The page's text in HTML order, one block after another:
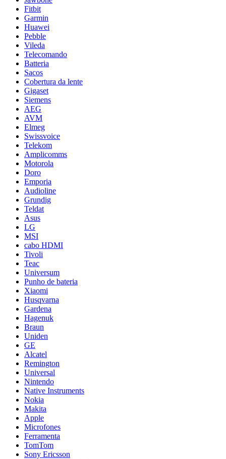
Fitbit
Garmin
Huawei
Pebble
Vileda
Telecomando
Batteria
Sacos
Cobertura da lente
Gigaset
Siemens
AEG
AVM
Elmeg
Swissvoice
Telekom
Amplicomms
Motorola
Doro
Emporia
Audioline
Grundig
Teldat
Asus
LG
MSI
cabo HDMI
Tivoli
Teac
Universum
Punho de bateria
Xiaomi
Husqvarna
Gardena
Hagenuk
Braun
Uniden
GE
Alcatel
Remington
Universal
Nintendo
Native Instruments
Nokia
Makita
Apple
Microfones
Ferramenta
TomTom
Sony Ericsson